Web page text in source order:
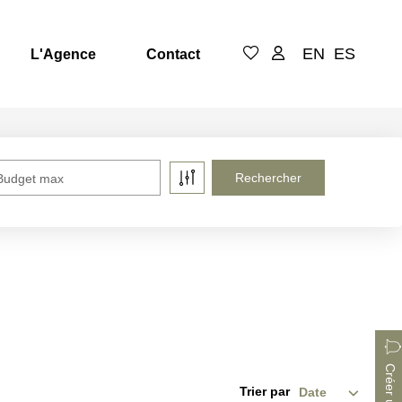
L'Agence Contact EN ES
max
Trier par